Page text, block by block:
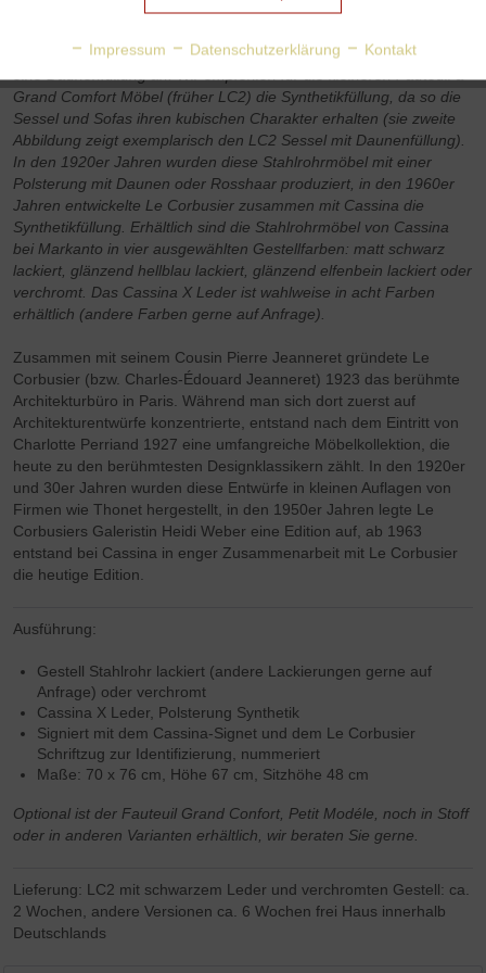
à Grand Comfort Sitzmöbeln wahlweise eineSynthetikfüllung oder
eine Daunenfüllung an.Wir empfehlen für die kleinerenFauteuil à
Grand ComfortMöbel (früher LC2) die Synthetikfüllung, da so die
Sessel und Sofas ihren kubischen Charakter erhalten (sie zweite
Abbildung zeigt exemplarisch den LC2 Sessel mit Daunenfüllung).
In den 1920er Jahren wurden diese Stahlrohrmöbel mit einer
Polsterung mit Daunen oder Rosshaar produziert, in den 1960er
Jahren entwickelteLe Corbusier zusammen mit Cassina die
Synthetikfüllung.Erhältlich sind die Stahlrohrmöbel von Cassina
bei Markanto in vier ausgewählten Gestellfarben: matt schwarz
lackiert, glänzend hellblau lackiert, glänzend elfenbein lackiert oder
verchromt. Das Cassina X Leder ist wahlweise in acht Farben
erhältlich (andere Farben gerne auf Anfrage).
Zusammen mit seinem Cousin Pierre Jeanneret gründete Le
Corbusier (bzw. Charles-Édouard Jeanneret) 1923 das berühmte
Architekturbüro in Paris. Während man sich dort zuerst auf
Architekturentwürfe konzentrierte, entstand nach dem Eintritt von
Charlotte Perriand 1927 eine umfangreiche Möbelkollektion, die
heute zu den berühmtesten Designklassikern zählt. In den 1920er
und 30er Jahren wurden diese Entwürfe in kleinen Auflagen von
Firmen wie Thonet hergestellt, in den 1950er Jahren legte Le
Corbusiers Galeristin Heidi Weber eine Edition auf, ab 1963
entstand bei Cassina in enger Zusammenarbeit mit Le Corbusier
die heutige Edition.
Ausführung:
Gestell Stahlrohr lackiert (andere Lackierungen gerne auf
Anfrage) oder verchromt
Cassina X Leder, Polsterung Synthetik
Signiert mit dem Cassina-Signet und dem Le Corbusier
Schriftzug zur Identifizierung, nummeriert
Maße: 70 x 76 cm, Höhe 67 cm, Sitzhöhe 48 cm
Optional ist der Fauteuil Grand Confort, Petit Modéle, noch in Stoff
oder in anderen Varianten erhältlich, wir beraten Sie gerne.
Lieferung: LC2 mit schwarzem Leder und verchromten Gestell: ca.
2 Wochen, andere Versionen ca. 6 Wochen frei Haus innerhalb
Deutschlands
Personalisierung Aktiv
Service Aktiv
Impressum Datenschutzerklärung Kontakt